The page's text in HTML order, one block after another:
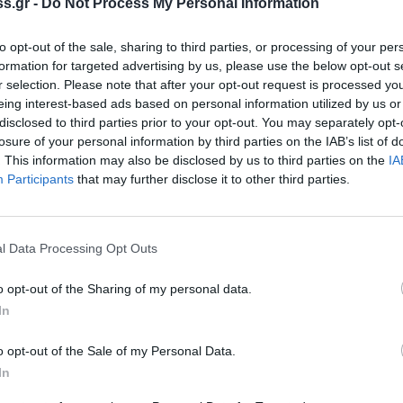
opt-out of the sale, sharing to third parties, or processing of your
for targeted advertising by us, please use the below opt-out
selection. Please note that after your opt-out request is processed
interest-based ads based on personal information utilized by us
to third parties prior to your opt-out. You may separately
of your personal information by third parties on the IAB’s list of
This information may also be disclosed by us to third parties on the
Participants that may further disclose it to other third parties.
Data Processing Opt Outs
opt-out of the Sharing of my personal data.
opt-out of the Sale of my Personal Data.
φιγούρες και τα λικνίσματα
εκλεκτό κρασί, τα εξωτικά coctails, οι
το party με πολύ – πολύ χορό
/ 6976006550